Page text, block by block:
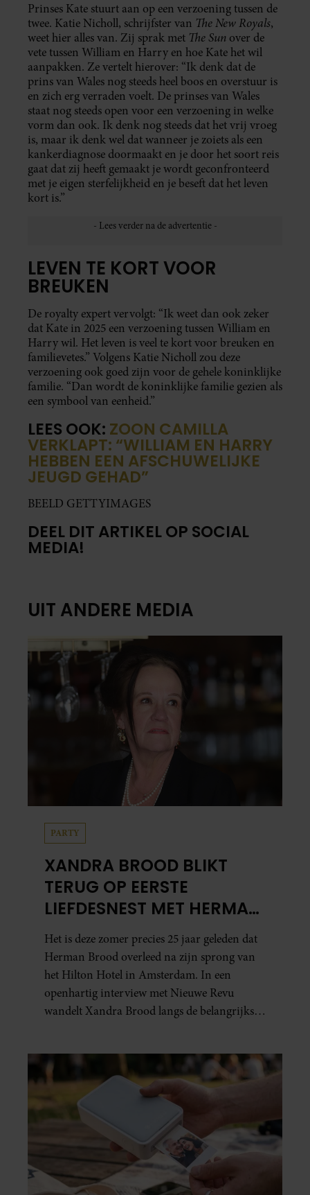
Prinses Kate stuurt aan op een verzoening tussen de
twee. Katie Nicholl, schrijfster van The New Royals,
weet hier alles van. Zij sprak met The Sun over de
vete tussen William en Harry en hoe Kate het wil
aanpakken. Ze vertelt hierover: “Ik denk dat de
prins van Wales nog steeds heel boos en overstuur is
en zich erg verraden voelt. De prinses van Wales
staat nog steeds open voor een verzoening in welke
vorm dan ook. Ik denk nog steeds dat het vrij vroeg
is, maar ik denk wel dat wanneer je zoiets als een
kankerdiagnose doormaakt en je door het soort reis
gaat dat zij heeft gemaakt je wordt geconfronteerd
met je eigen sterfelijkheid en je beseft dat het leven
kort is.”
LEVEN TE KORT VOOR
BREUKEN
De royalty expert vervolgt: “Ik weet dan ook zeker
dat Kate in 2025 een verzoening tussen William en
Harry wil. Het leven is veel te kort voor breuken en
familievetes.” Volgens Katie Nicholl zou deze
verzoening ook goed zijn voor de gehele koninklijke
familie. “Dan wordt de koninklijke familie gezien als
een symbool van eenheid.”
LEES OOK: ZOON CAMILLA
VERKLAPT: “WILLIAM EN HARRY
HEBBEN EEN AFSCHUWELIJKE
JEUGD GEHAD”
BEELD GETTYIMAGES
DEEL DIT ARTIKEL OP SOCIAL
MEDIA!
UIT ANDERE MEDIA
PARTY
XANDRA BROOD BLIKT
TERUG OP EERSTE
LIEFDESNEST MET HERMAN
BROOD: “HIER IS LOLA
GEBOREN”
Het is deze zomer precies 25 jaar geleden dat
Herman Brood overleed na zijn sprong van
het Hilton Hotel in Amsterdam. In een
openhartig interview met Nieuwe Revu
wandelt Xandra Brood langs de belangrijkste
Leidsedwarsstraat roept een stortvloed aan
herinneringen op. Daar begon hun leven
samen en werd dochter Lola geboren.